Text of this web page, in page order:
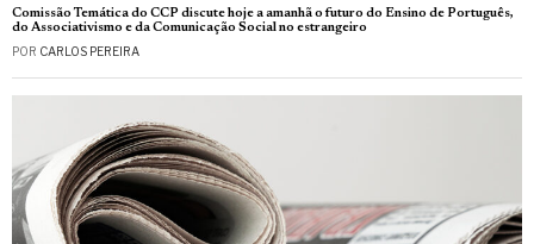
Comissão Temática do CCP discute hoje a amanhã o futuro do Ensino de Português,
do Associativismo e da Comunicação Social no estrangeiro
POR CARLOS PEREIRA